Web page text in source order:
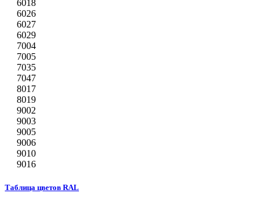
6018
6026
6027
6029
7004
7005
7035
7047
8017
8019
9002
9003
9005
9006
9010
9016
Таблица цветов RAL